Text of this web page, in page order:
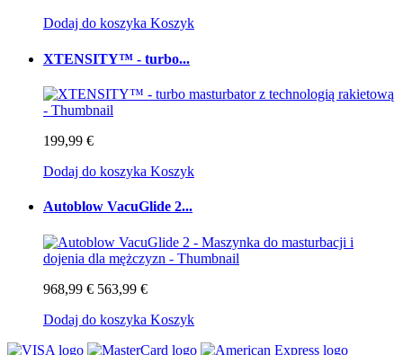
Dodaj do koszyka Koszyk
XTENSITY™ - turbo...
199,99 €
Dodaj do koszyka Koszyk
Autoblow VacuGlide 2...
968,99 € 563,99 €
Dodaj do koszyka Koszyk